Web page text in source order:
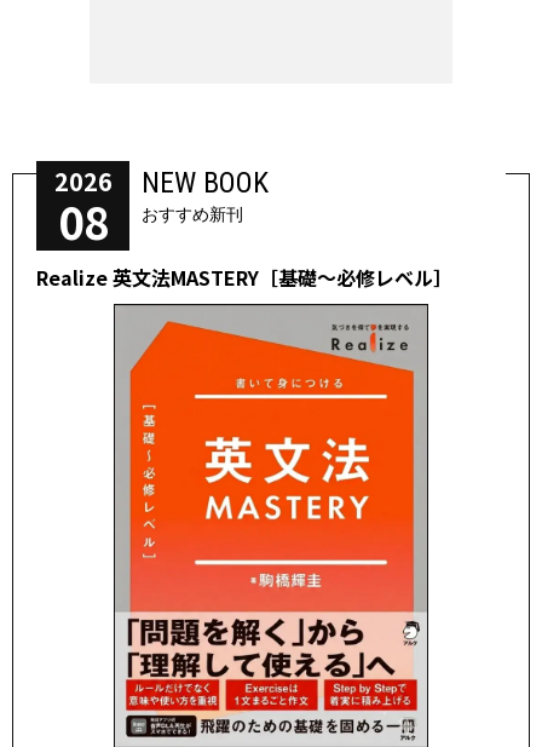
2026
08
NEW BOOK
おすすめ新刊
Realize 英文法MASTERY［基礎～必修レベル］